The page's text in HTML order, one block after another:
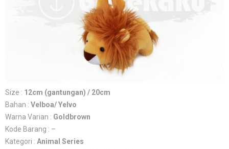
Size : 12cm (gantungan) / 20cm
Bahan : Velboa/ Yelvo
Warna Varian : Goldbrown
Kode Barang : –
Kategori : Animal Series